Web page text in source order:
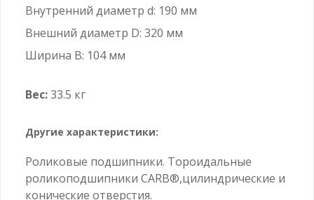
Внутренний диаметр d: 190 мм
Внешний диаметр D: 320 мм
Ширина B: 104 мм
Вес:33.5 кг
Другие характеристики:
Роликовые подшипники. Тороидальные
роликоподшипники CARB®,цилиндрические и
конические отверстия.